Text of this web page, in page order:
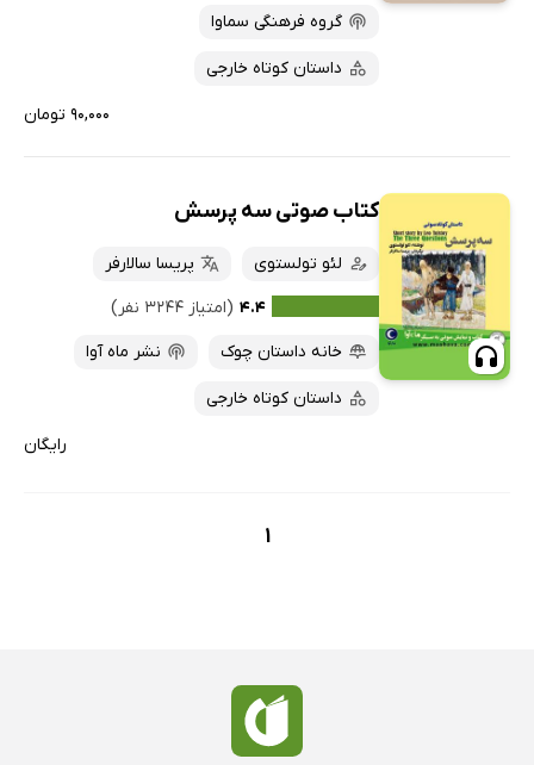
گروه فرهنگی سماوا
داستان کوتاه خارجی
۹۰,۰۰۰ تومان
کتاب صوتی سه پرسش
لئو تولستوی
پریسا سالارفر
۴.۴ (امتیاز ۳۲۴۴ نفر)
خانه داستان چوک
نشر ماه آوا
داستان کوتاه خارجی
رایگان
1